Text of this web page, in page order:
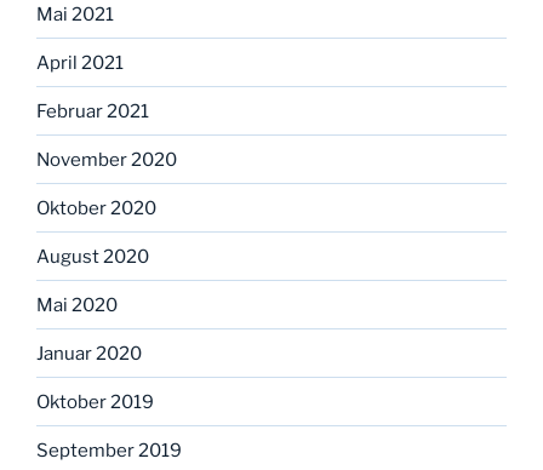
Mai 2021
April 2021
Februar 2021
November 2020
Oktober 2020
August 2020
Mai 2020
Januar 2020
Oktober 2019
September 2019